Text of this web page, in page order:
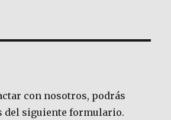
con nosotros, podrás
del siguiente formulario.